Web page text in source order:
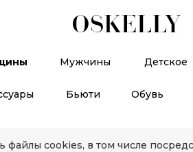
Мужчины Детское
Бьюти Обувь
файлы cookies, в том числе